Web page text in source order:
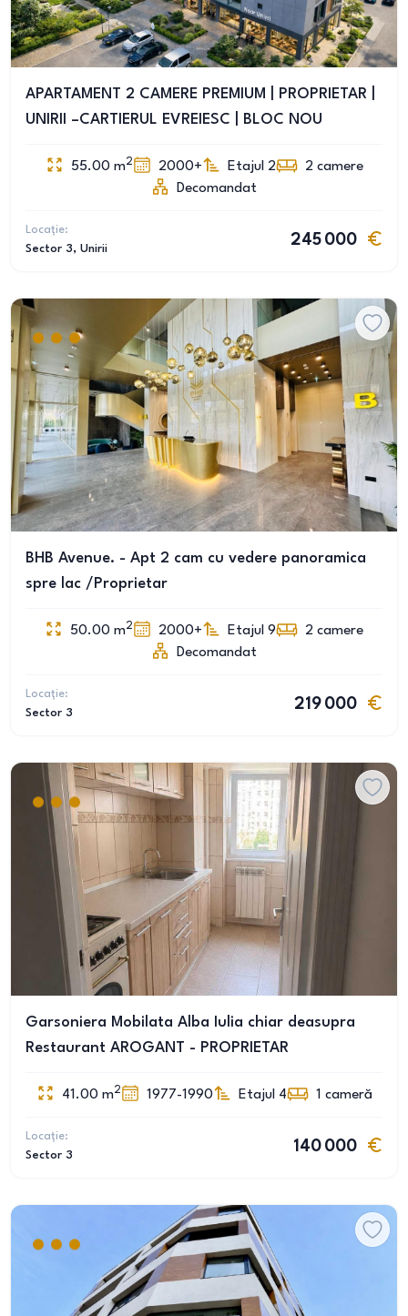
APARTAMENT 2 CAMERE PREMIUM | PROPRIETAR |
UNIRII –CARTIERUL EVREIESC | BLOC NOU
55.00 m2 2000+ Etajul 2 2 camere
Decomandat
Locație:
Sector 3, Unirii
245 000
BHB Avenue. - Apt 2 cam cu vedere panoramica
spre lac /Proprietar
50.00 m2 2000+ Etajul 9 2 camere
Decomandat
Locație:
Sector 3
219 000
Garsoniera Mobilata Alba Iulia chiar deasupra
Restaurant AROGANT - PROPRIETAR
41.00 m2 1977-1990 Etajul 4 1 cameră
Locație:
Sector 3
140 000